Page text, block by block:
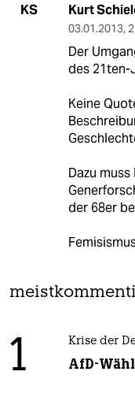
KS Kurt
03.01.2013,
Der
des 21ten-
Keine
Dazu
der 68er
1 Krise der
AfD-